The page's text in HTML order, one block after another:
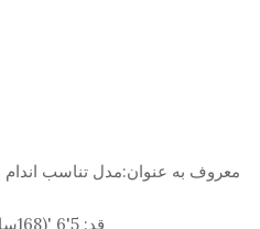
معروف به عنوان:مدل تناسب اندام
قد: